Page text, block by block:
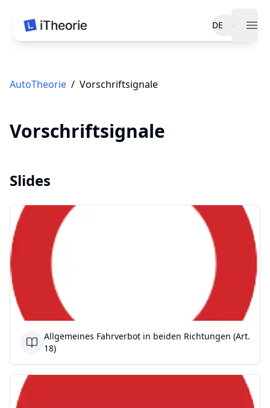
iTheorie Auto DE
AutoTheorie / Vorschriftsignale
Vorschriftsignale
Slides
Allgemeines Fahrverbot in beiden Richtungen (Art.
18)